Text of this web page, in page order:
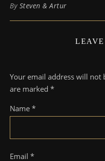
By Steven & Artur
Your email address will not
are marked *
Name *
Email *